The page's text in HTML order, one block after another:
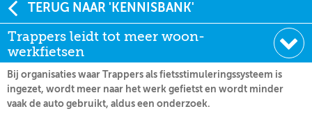
NIEUWS
BIJEENKOMSTEN
KENNISBANK
ADRESSENBOEK
TERUG NAAR 'KENNISBANK'
Trappers leidt tot meer woon-
werkfietsen
Soort:
Nieuws Fietsberaad
Datum:
09-03-2009
Bij organisaties waar Trappers als fietsstimuleringssysteem is
ingezet, wordt meer naar het werk gefietst en wordt minder
vaak de auto gebruikt, aldus een onderzoek.